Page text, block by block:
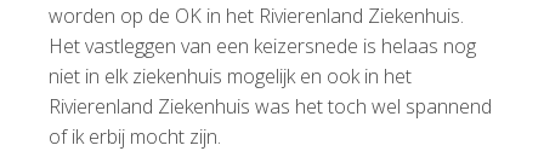
worden op de OK in het Rivierenland Ziekenhuis.
Het vastleggen van een keizersnede is helaas nog
niet in elk ziekenhuis mogelijk en ook in het
Rivierenland Ziekenhuis was het toch wel spannend
of ik erbij mocht zijn.